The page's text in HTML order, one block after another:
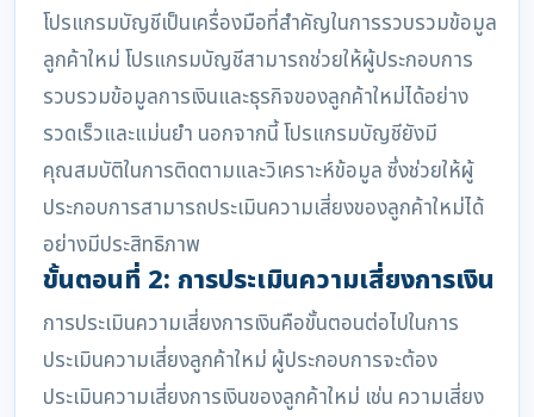
โปรแกรมบัญชีเป็นเครื่องมือที่สำคัญในการรวบรวมข้อมูล
ลูกค้าใหม่ โปรแกรมบัญชีสามารถช่วยให้ผู้ประกอบการ
รวบรวมข้อมูลการเงินและธุรกิจของลูกค้าใหม่ได้อย่าง
รวดเร็วและแม่นยำ นอกจากนี้ โปรแกรมบัญชียังมี
คุณสมบัติในการติดตามและวิเคราะห์ข้อมูล ซึ่งช่วยให้ผู้
ประกอบการสามารถประเมินความเสี่ยงของลูกค้าใหม่ได้
อย่างมีประสิทธิภาพ
ขั้นตอนที่ 2: การประเมินความเสี่ยงการเงิน
การประเมินความเสี่ยงการเงินคือขั้นตอนต่อไปในการ
ประเมินความเสี่ยงลูกค้าใหม่ ผู้ประกอบการจะต้อง
ประเมินความเสี่ยงการเงินของลูกค้าใหม่ เช่น ความเสี่ยง